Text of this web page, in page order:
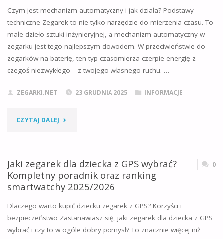
KOMPLEKSOWA
ANALIZA
JAKOŚCI,
WARTOŚCI
Czym jest mechanizm automatyczny i jak działa? Podstawy
techniczne Zegarek to nie tylko narzędzie do mierzenia czasu. To
małe dzieło sztuki inżynieryjnej, a mechanizm automatyczny w
zegarku jest tego najlepszym dowodem. W przeciwieństwie do
zegarków na baterię, ten typ czasomierza czerpie energię z
czegoś niezwykłego – z twojego własnego ruchu. …
ZEGARKI.NET 23 GRUDNIA 2025 INFORMACJE
CZYTAJ DALEJ "MECHANIZM
ZEGARKU:
PRZEWODNIK
Jaki zegarek dla dziecka z GPS wybrać?
Kompletny poradnik oraz ranking
smartwatchy 2025/2026
0
Dlaczego warto kupić dziecku zegarek z GPS? Korzyści i
bezpieczeństwo Zastanawiasz się, jaki zegarek dla dziecka z GPS
wybrać i czy to w ogóle dobry pomysł? To znacznie więcej niż